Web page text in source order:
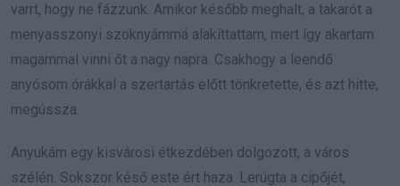
varrt, hogy ne fázzunk. Amikor később meghalt, a takarót a
menyasszonyi szoknyámmá alakíttattam, mert így akartam
magammal vinni őt a nagy napra. Csakhogy a leendő
anyósom órákkal a szertartás előtt tönkretette, és azt hitte,
megússza.
Anyukám egy kisvárosi étkezdében dolgozott, a város
szélén. Sokszor késő este ért haza. Lerúgta a cipőjét,